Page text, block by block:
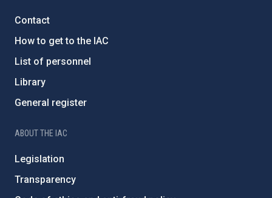
Contact
How to get to the IAC
List of personnel
Library
General register
ABOUT THE IAC
Legislation
Transparency